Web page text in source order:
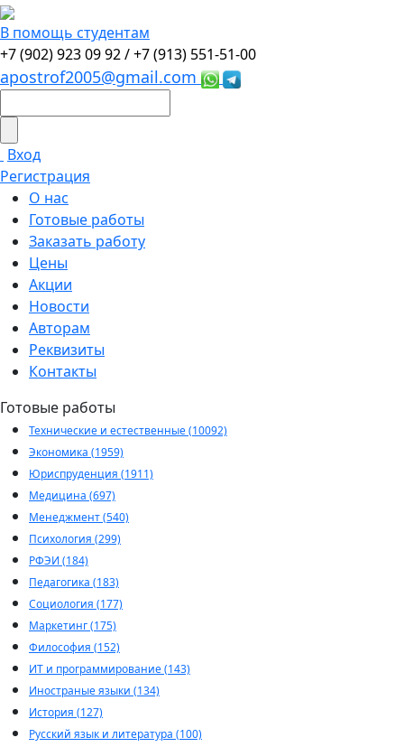
В помощь студентам
+7 (902) 923 09 92 /+7 (913) 551-51-00
apostrof2005@gmail.com
Вход
Регистрация
О нас
Готовые работы
Заказать работу
Цены
Акции
Новости
Авторам
Реквизиты
Контакты
Готовые работы
Технические и естественные (10092)
Экономика (1959)
Юриспруденция (1911)
Медицина (697)
Менеджмент (540)
Психология (299)
РФЭИ (184)
Педагогика (183)
Социология (177)
Маркетинг (175)
Философия (152)
ИТ и программирование (143)
Иностраные языки (134)
История (127)
Русский язык и литература (100)